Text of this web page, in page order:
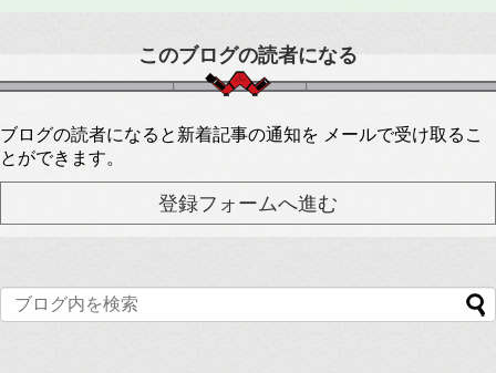
このブログの読者になる
ブログの読者になると新着記事の通知を メールで受け取るこ
とができます。